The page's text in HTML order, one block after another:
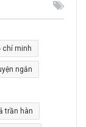
c
h
o
:
chí minh
ngắn
trần hàn